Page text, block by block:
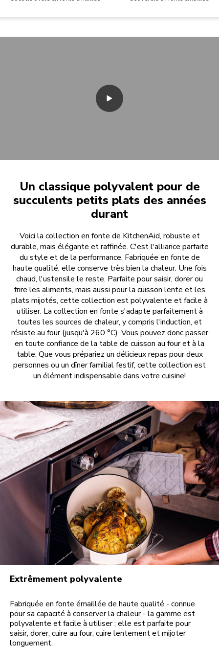
Un classique polyvalent pour de
succulents petits plats des années
durant
Voici la collection en fonte de KitchenAid, robuste et
durable, mais élégante et raffinée. C'est l'alliance parfaite
du style et de la performance. Fabriquée en fonte de
haute qualité, elle conserve très bien la chaleur. Une fois
chaud, l'ustensile le reste. Parfaite pour saisir, dorer ou
frire les aliments, mais aussi pour la cuisson lente et les
plats mijotés, cette collection est polyvalente et facile à
utiliser. La collection en fonte s'adapte parfaitement à
toutes les sources de chaleur, y compris l'induction, et
résiste au four (jusqu'à 260 °C). Vous pouvez donc passer
en toute confiance de la table de cuisson au four et à la
table. Que vous prépariez un délicieux repas pour deux
personnes ou un dîner familial festif, cette collection est
un élément indispensable dans votre cuisine!
Extrêmement polyvalente
Fabriquée en fonte émaillée de haute qualité - connue
pour sa capacité à conserver la chaleur - la gamme est
polyvalente et facile à utiliser ; elle est parfaite pour
saisir, dorer, cuire au four, cuire lentement et mijoter
longuement.